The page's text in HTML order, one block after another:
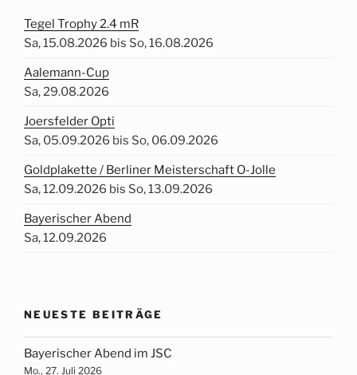
Tegel Trophy 2.4 mR
Sa, 15.08.2026 bis So, 16.08.2026
Aalemann-Cup
Sa, 29.08.2026
Joersfelder Opti
Sa, 05.09.2026 bis So, 06.09.2026
Goldplakette / Berliner Meisterschaft O-Jolle
Sa, 12.09.2026 bis So, 13.09.2026
Bayerischer Abend
Sa, 12.09.2026
NEUESTE BEITRÄGE
Bayerischer Abend im JSC
Mo., 27. Juli 2026